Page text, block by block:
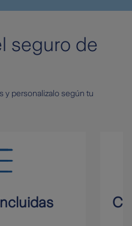
seguro de
y personalizalo según tu